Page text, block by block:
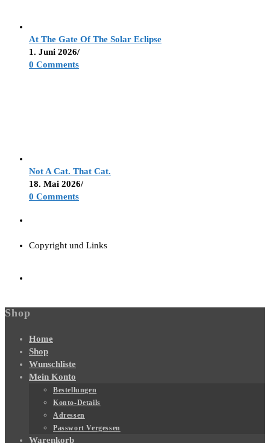
At The Gate Of The Solar Eclipse
1. Juni 2026/
0 Comments
Not A Cat. That Cat.
18. Mai 2026/
0 Comments
Copyright und Links
Shop
Home
Shop
Wunschliste
Mein Konto
Bestellungen
Konto-Details
Adressen
Passwort Vergessen
Warenkorb